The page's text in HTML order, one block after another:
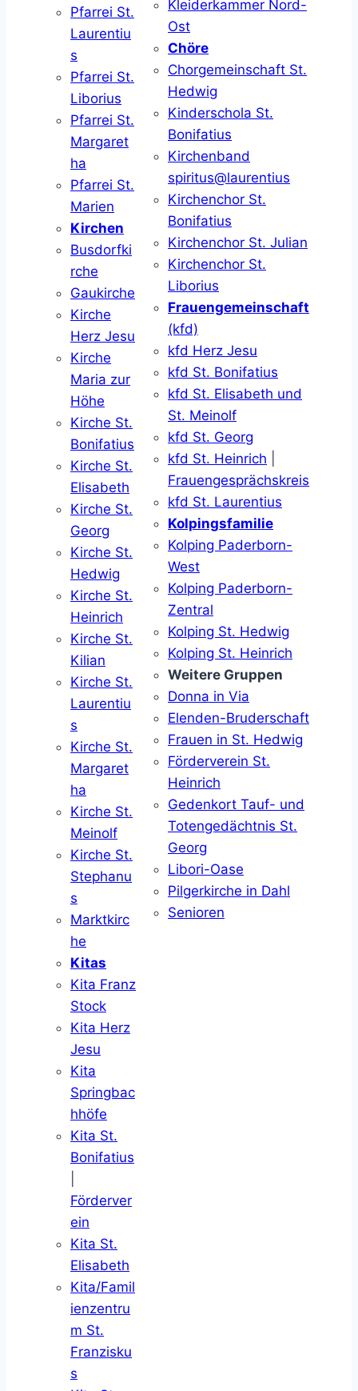
Pfarrei St.
Laurentiu
s
Pfarrei St.
Liborius
Pfarrei St.
Margaret
ha
Pfarrei St.
Marien
Kirchen
Busdorfki
rche
Gaukirche
Kirche
Herz Jesu
Kirche
Maria zur
Höhe
Kirche St.
Bonifatius
Kirche St.
Elisabeth
Kirche St.
Georg
Kirche St.
Hedwig
Kirche St.
Heinrich
Kirche St.
Kilian
Kirche St.
Laurentiu
s
Kirche St.
Margaret
ha
Kirche St.
Meinolf
Kirche St.
Stephanu
s
Marktkirc
he
Kitas
Kita Franz
Stock
Kita Herz
Jesu
Kita
Springbac
hhöfe
Kita St.
Bonifatius
Förderver
ein
Kita St.
Elisabeth
Kita/Famil
ienzentru
m St.
Franzisku
s
Kleiderkammer Nord-
Ost
Chöre
Chorgemeinschaft St.
Hedwig
Kinderschola St.
Bonifatius
Kirchenband
spiritus@laurentius
Kirchenchor St.
Bonifatius
Kirchenchor St. Julian
Kirchenchor St.
Liborius
Frauengemeinschaft
(kfd)
kfd Herz Jesu
kfd St. Bonifatius
kfd St. Elisabeth und
St. Meinolf
kfd St. Georg
kfd St. Heinrich
Frauengesprächskreis
kfd St. Laurentius
Kolpingsfamilie
Kolping Paderborn-
West
Kolping Paderborn-
Zentral
Kolping St. Hedwig
Kolping St. Heinrich
Weitere Gruppen
Donna in Via
Elenden-Bruderschaft
Frauen in St. Hedwig
Förderverein St.
Heinrich
Gedenkort Tauf- und
Totengedächtnis St.
Georg
Libori-Oase
Pilgerkirche in Dahl
Senioren